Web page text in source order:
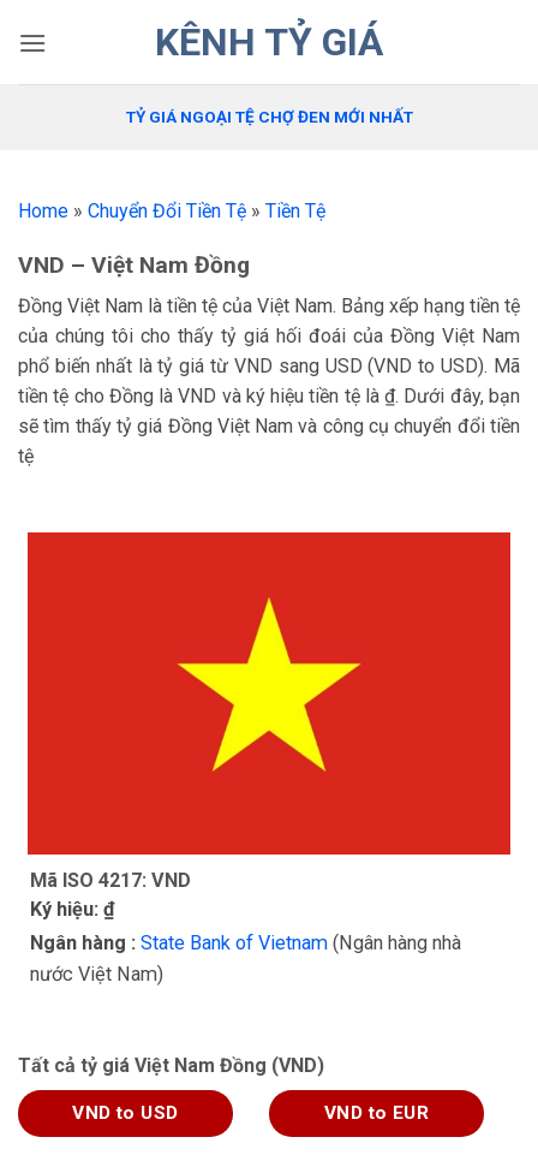
qua
KÊNH TỶ GIÁ
TỶ GIÁ NGOẠI TỆ CHỢ ĐEN MỚI NHẤT
Home » Chuyển Đổi Tiền Tệ » Tiền Tệ
VND – Việt Nam Đồng
Đồng Việt Nam là tiền tệ của Việt Nam. Bảng xếp hạng tiền tệ
của chúng tôi cho thấy tỷ giá hối đoái của Đồng Việt Nam
phổ biến nhất là tỷ giá từ VND sang USD (VND to USD). Mã
tiền tệ cho Đồng là VND và ký hiệu tiền tệ là ₫. Dưới đây, bạn
sẽ tìm thấy tỷ giá Đồng Việt Nam và công cụ chuyển đổi tiền
tệ
Mã ISO 4217: VND
Ký hiệu: ₫
Ngân hàng : State Bank of Vietnam (Ngân hàng nhà
nước Việt Nam)
Tất cả tỷ giá Việt Nam Đồng (VND)
VND to USD VND to EUR